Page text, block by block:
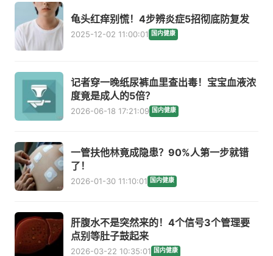
龟头红痒别慌！4步辨炎症5招彻底防复发
2025-12-02 11:00:01 国内健康
记者穿一晚纸尿裤血里查出毒！宝宝血液浓
度竟是成人的5倍？
2026-06-18 17:21:09 国内健康
一管扶他林竟成隐患？90%人第一步就错
了！
2026-01-30 11:10:01 国内健康
肝腹水不是突然来的！4个信号3个管理要
点别等肚子鼓起来
2026-03-22 10:35:01 国内健康